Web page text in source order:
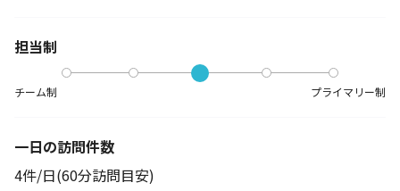
担当制
チーム制 プライマリー制
一日の訪問件数
4件/日(60分訪問目安)